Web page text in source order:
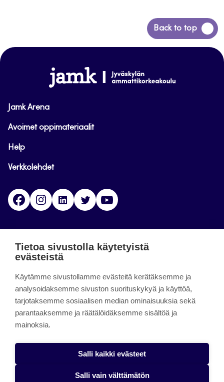
Back to top
Siirry
takaisin
www.jamk.fi
Jamk Arena
Avoimet oppimateriaalit
Help
Verkkolehdet
FacebookInstagramLinkedinTwitter
päättynyt 11.9.2023.
About the site
Käyttöehdot
Saavutettavuusseloste
Alasottoilmoitus
Tietoa sivustolla käytetyistä
evästeistä
Käytämme sivustollamme evästeitä kerätäksemme ja
analysoidaksemme sivuston suorituskykyä ja käyttöä,
tarjotaksemme sosiaalisen median ominaisuuksia sekä
parantaaksemme ja räätälöidäksemme sisältöä ja
mainoksia.
Salli kaikki evästeet
Salli vain välttämätön